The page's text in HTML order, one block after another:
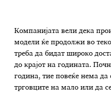
Компанијата вели дека
модели ќе продолжи во
треба да бидат широко
до крајот на годината.
година, тие повеќе нема да
трговците на мало или да